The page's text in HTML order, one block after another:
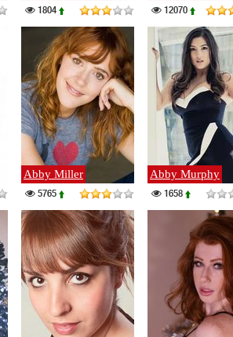
1804 12070
Abby Miller
5765
Abby Murphy
1658